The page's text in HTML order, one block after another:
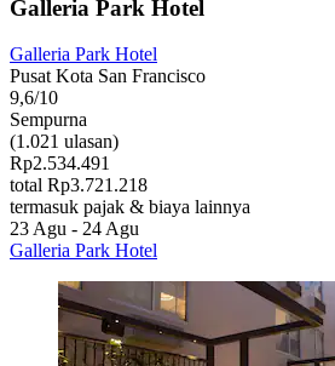
Galleria Park Hotel
Galleria Park Hotel
Pusat Kota San Francisco
9,6/10
Sempurna
(1.021 ulasan)
Rp2.534.491
total Rp3.721.218
termasuk pajak & biaya lainnya
23 Agu - 24 Agu
Galleria Park Hotel